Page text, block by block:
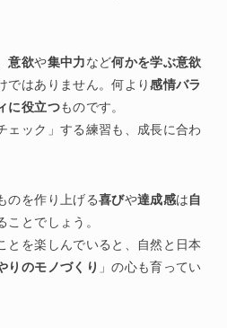
意欲や集中力など何かを学ぶ意欲
ではありません。何より感情バラ
に役立つものです。
ェック」する練習も、成長に合わ
のを作り上げる喜びや達成感は自
ことでしょう。
とを楽しんでいると、自然と日本
りのモノづくり 」の心も育ってい